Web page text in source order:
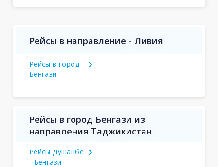
Рейсы в направление - Ливия
Рейсы в город
Бенгази
Рейсы в город Бенгази из
направления Таджикистан
Рейсы Душанбе
- Бенгази